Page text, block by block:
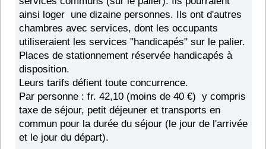
ainsi loger une dizaine personnes. Ils ont d'autres
chambres avec services, dont les occupants
utiliseraient les services "handicapés" sur le palier.
Places de stationnement réservée handicapés à
disposition.
Leurs tarifs défient toute concurrence.
Par personne : fr. 42,10 (moins de 40 €) y compris
taxe de séjour, petit déjeuner et transports en
commun pour la durée du séjour (le jour de l'arrivée
et le jour du départ).